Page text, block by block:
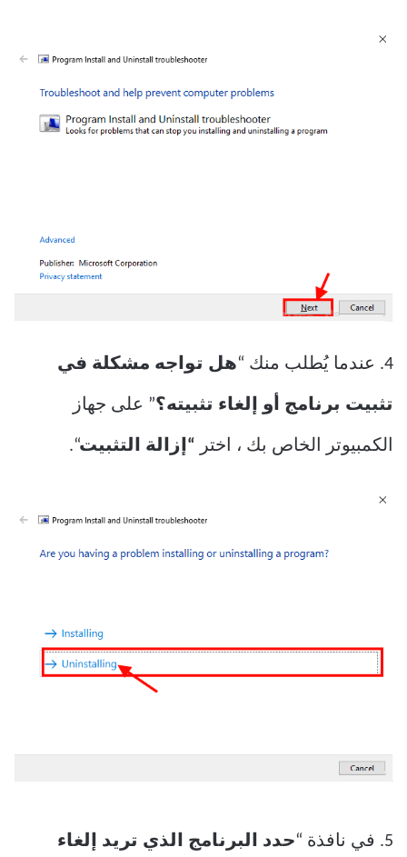
4. عندما يُطلب منك “ هل تواجه مشكلة في
تثبيت برنامج أو إلغاء تثبيته؟” على جهاز
الكمبيوتر الخاص بك ، اختر “إزالة التثبيت“.
5. في نافذة “ حدد البرنامج الذي تريد إلغاء